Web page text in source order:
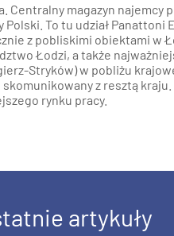
Centralny magazyn najemcy
To tu udział Panattoni
z pobliskimi obiektami w
Łodzi, a także
Stryków) w pobliżu
z resztą
rynku pracy.
artykuły